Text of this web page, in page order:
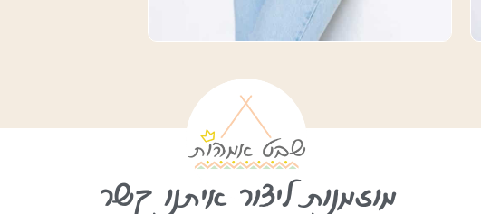
מוזמנות ליצור איתנו קשר